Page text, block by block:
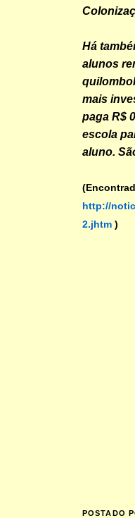
Há
alunos
mais
paga R$
escola
aluno.
http://
2.jhtm )
POSTADO